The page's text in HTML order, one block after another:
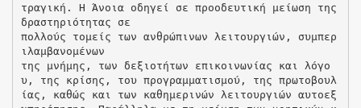
τραγική. Η Άνοια οδηγεί σε προοδευτική μείωση της
δραστηριότητας σε
πολλούς τομείς των ανθρώπινων λειτουργιών, συμπερ
ιλαμβανομένων
της μνήμης, των δεξιοτήτων επικοινωνίας και λόγο
υ, της κρίσης, του προγραμματισμού, της πρωτοβουλ
ίας, καθώς και των καθημερινών λειτουργιών αυτοεξ